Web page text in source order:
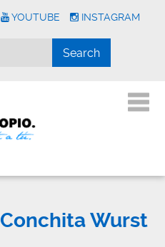
YOUTUBE INSTAGRAM
Conchita Wurst